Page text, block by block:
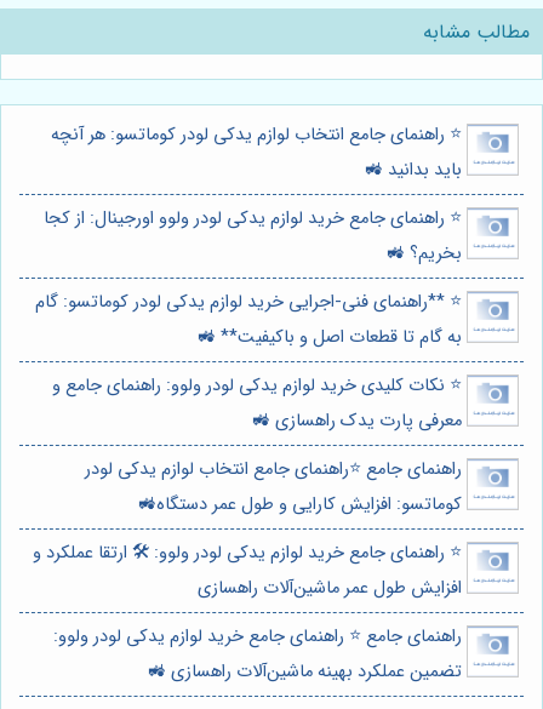
مطالب مشابه
⭐️ راهنمای جامع انتخاب لوازم یدکی لودر کوماتسو: هر آنچه
باید بدانید 🚜
⭐️ راهنمای جامع خرید لوازم یدکی لودر ولوو اورجینال: از کجا
بخریم؟ 🚜
⭐️ **راهنمای فنی-اجرایی خرید لوازم یدکی لودر کوماتسو: گام
به گام تا قطعات اصل و باکیفیت** 🚜
⭐️ نکات کلیدی خرید لوازم یدکی لودر ولوو: راهنمای جامع و
معرفی پارت یدک راهسازی 🚜
راهنمای جامع ⭐️راهنمای جامع انتخاب لوازم یدکی لودر
کوماتسو: افزایش کارایی و طول عمر دستگاه🚜
⭐️ راهنمای جامع خرید لوازم یدکی لودر ولوو: 🛠️ ارتقا عملکرد و
افزایش طول عمر ماشین‌آلات راهسازی
راهنمای جامع ⭐️ راهنمای جامع خرید لوازم یدکی لودر ولوو:
تضمین عملکرد بهینه ماشین‌آلات راهسازی 🚜